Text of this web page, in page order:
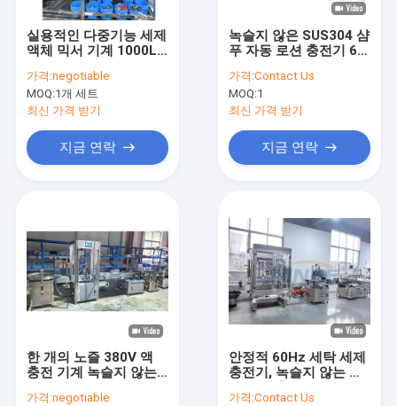
우리에 대하여
공장 여행
품질 관리
연락주세요
VR
진공 유화제 믹서
균질기 유화제 믹서
실용적인 다중기능 세제
액체 믹서 기계 1000L
가격:negotiable
MOQ:1개 세트
최신 가격 받기
지금 연락
녹슬지 않은 SUS304 샴
푸 자동 로션 충전기 6
가격:Contact Us
MOQ:1
최신 가격 받기
지금 연락
한 개의 노즐 380V 액
충전 기계 녹슬지 않는
가격:negotiable
안정적 60Hz 세탁 세제
충전기, 녹슬지 않는 샴
가격:Contact Us